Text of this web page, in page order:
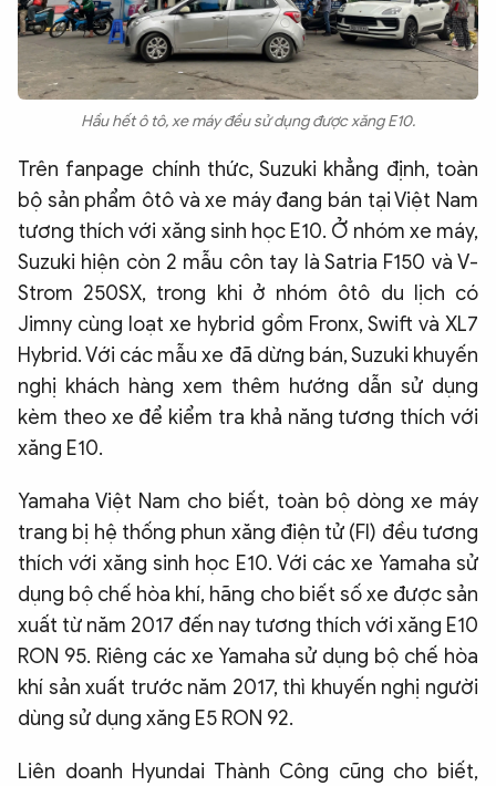
Hầu hết ô tô, xe máy đều sử dụng được xăng E10.
Trên fanpage chính thức, Suzuki khẳng định, toàn
bộ sản phẩm ôtô và xe máy đang bán tại Việt Nam
tương thích với xăng sinh học E10. Ở nhóm xe máy,
Suzuki hiện còn 2 mẫu côn tay là Satria F150 và V-
Strom 250SX, trong khi ở nhóm ôtô du lịch có
Jimny cùng loạt xe hybrid gồm Fronx, Swift và XL7
Hybrid. Với các mẫu xe đã dừng bán, Suzuki khuyến
nghị khách hàng xem thêm hướng dẫn sử dụng
kèm theo xe để kiểm tra khả năng tương thích với
xăng E10.
Yamaha Việt Nam cho biết, toàn bộ dòng xe máy
trang bị hệ thống phun xăng điện tử (FI) đều tương
thích với xăng sinh học E10. Với các xe Yamaha sử
dụng bộ chế hòa khí, hãng cho biết số xe được sản
xuất từ năm 2017 đến nay tương thích với xăng E10
RON 95. Riêng các xe Yamaha sử dụng bộ chế hòa
khí sản xuất trước năm 2017, thì khuyến nghị người
dùng sử dụng xăng E5 RON 92.
Liên doanh Hyundai Thành Công cũng cho biết,